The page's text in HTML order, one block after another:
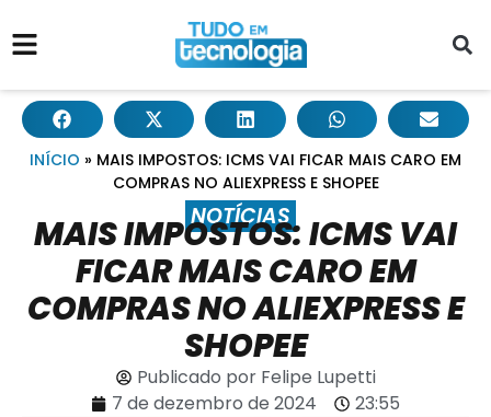
INÍCIO » MAIS IMPOSTOS: ICMS VAI FICAR MAIS CARO EM
COMPRAS NO ALIEXPRESS E SHOPEE
NOTÍCIAS
MAIS IMPOSTOS: ICMS VAI
FICAR MAIS CARO EM
COMPRAS NO ALIEXPRESS E
SHOPEE
Publicado porFelipe Lupetti
7 de dezembro de 2024
23:55